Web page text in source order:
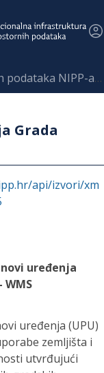
podataka NIPP-a
Grada
api/izvori/xm
uređenja
WMS
uređenja (UPU)
zemljišta i
utvrđujući